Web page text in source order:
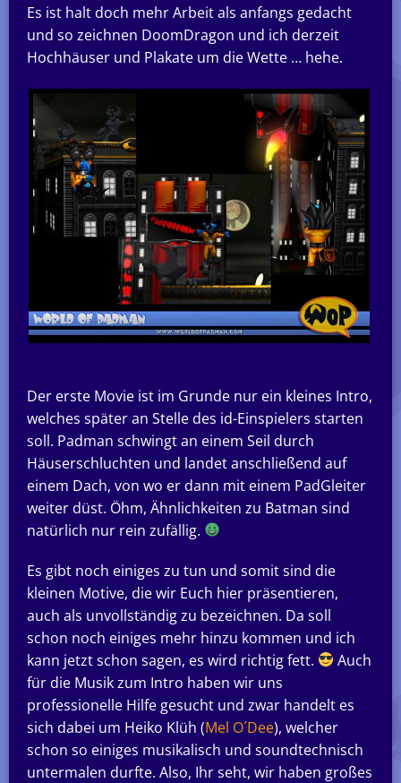
Es ist halt doch mehr Arbeit als anfangs gedacht
und so zeichnen DoomDragon und ich derzeit
Hochhäuser und Plakate um die Wette … hehe.
Der erste Movie ist im Grunde nur ein kleines Intro,
welches später an Stelle des id-Einspielers starten
soll. Padman schwingt an einem Seil durch
Häuserschluchten und landet anschließend auf
einem Dach, von wo er dann mit einem PadGleiter
weiter düst. Öhm, Ähnlichkeiten zu Batman sind
natürlich nur rein zufällig.
Es gibt noch einiges zu tun und somit sind die
kleinen Motive, die wir Euch hier präsentieren,
auch als unvollständig zu bezeichnen. Da soll
schon noch einiges mehr hinzu kommen und ich
kann jetzt schon sagen, es wird richtig fett.
Auch
für die Musik zum Intro haben wir uns
professionelle Hilfe gesucht und zwar handelt es
sich dabei um Heiko Klüh (Mel O´Dee), welcher
schon so einiges musikalisch und soundtechnisch
untermalen durfte. Also, Ihr seht, wir haben großes